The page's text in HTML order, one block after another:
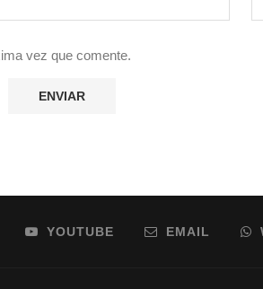
vez que comente.
YOUTUBE EMAIL